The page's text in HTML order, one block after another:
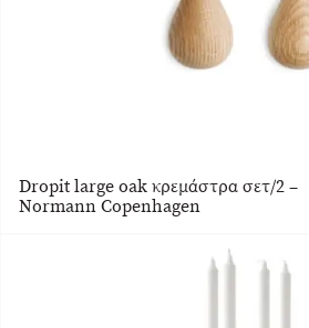
Dropit large oak κρεμάστρα σετ/2 –
Normann Copenhagen